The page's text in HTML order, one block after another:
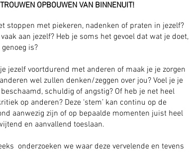
OPBOUWEN VAN BINNENUIT!
stoppen met piekeren, nadenken of praten in jezelf?
aan jezelf? Heb je soms het gevoel dat wat je doet,
is?
jezelf voortdurend met anderen of maak je je zorgen
wel zullen denken/zeggen over jou? Voel je je
schuldig of angstig? Of heb je net heel
op anderen? Deze ‘stem’ kan continu op de
aanwezig zijn of op bepaalde momenten juist heel
en aanvallend toeslaan.
onderzoeken we waar deze vervelende en tevens